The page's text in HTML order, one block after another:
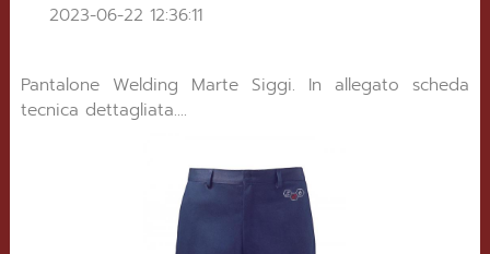
2023-06-22 12:36:11
Pantalone Welding Marte Siggi. In allegato scheda
tecnica dettagliata....